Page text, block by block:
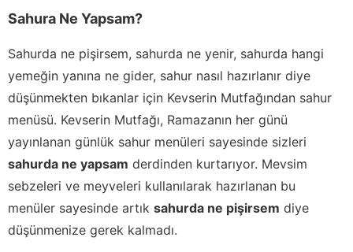
Sahura Ne Yapsam?
Sahurda ne pişirsem, sahurda ne yenir, sahurda hangi
yemeğin yanına ne gider, sahur nasıl hazırlanır diye
düşünmekten bıkanlar için Kevserin Mutfağından sahur
menüsü. Kevserin Mutfağı, Ramazanın her günü
yayınlanan günlük sahur menüleri sayesinde sizleri
sahurda ne yapsam derdinden kurtarıyor. Mevsim
sebzeleri ve meyveleri kullanılarak hazırlanan bu
menüler sayesinde artık sahurda ne pişirsem diye
düşünmenize gerek kalmadı.